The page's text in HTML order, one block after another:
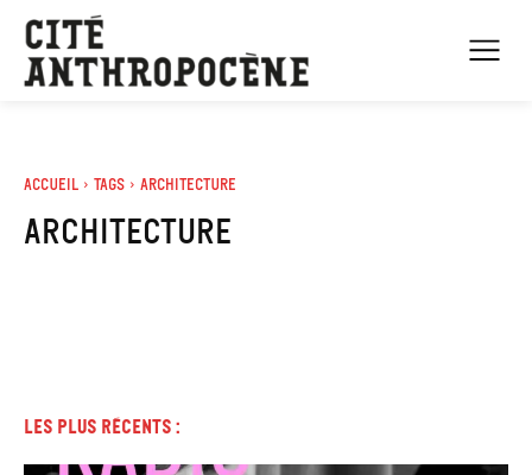
Accueil Tags Architecture
architecture
Les plus récents :